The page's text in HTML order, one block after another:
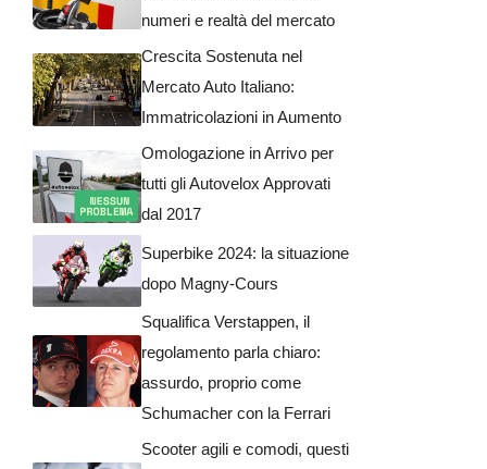
numeri e realtà del mercato
Crescita Sostenuta nel
Mercato Auto Italiano:
Immatricolazioni in Aumento
Omologazione in Arrivo per
tutti gli Autovelox Approvati
dal 2017
Superbike 2024: la situazione
dopo Magny-Cours
Squalifica Verstappen, il
regolamento parla chiaro:
assurdo, proprio come
Schumacher con la Ferrari
Scooter agili e comodi, questi